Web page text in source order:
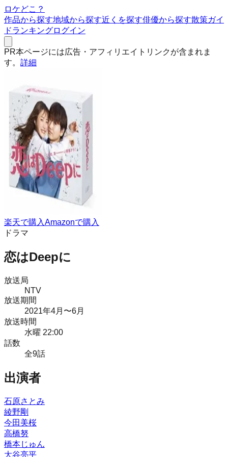
ロケどこ？
作品から探す地域から探す近くを探す俳優から探す散策ガイ
ドランキングログイン
PR本ページには広告・アフィリエイトリンクが含まれま
す。 詳細
楽天で購入Amazonで購入
ドラマ
恋はDeepに
放送局
NTV
放送期間
2021年4月 〜6月
放送時間
水曜 22:00
話数
全9話
出演者
石原さとみ
綾野剛
今田美桜
高橋努
橋本じゅん
大谷亮平